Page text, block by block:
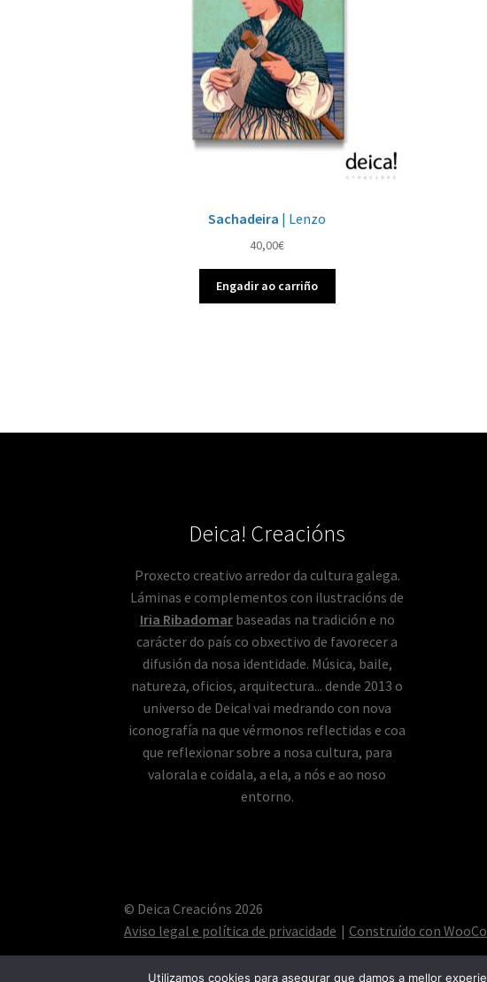
Sachadeira | Lenzo
40,00€
Engadir ao carriño
Deica! Creacións
Proxecto creativo arredor da cultura galega.
Láminas e complementos con ilustracións de
Iria Ribadomarbaseadas na tradición e no
carácter do país co obxectivo de favorecer a
difusión da nosa identidade. Música, baile,
natureza, oficios, arquitectura... dende 2013 o
universo de Deica! vai medrando con nova
iconografía na que vérmonos reflectidas e coa
que reflexionar sobre a nosa cultura, para
valorala e coidala, a ela, a nós e ao noso
entorno.
© Deica Creacións 2026
Aviso legal e política de privacidade
Construído con
Utilizamos cookies para asegurar que damos a mellor